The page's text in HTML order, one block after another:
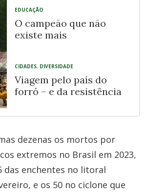
EDUCAÇÃO
O campeão que não
existe mais
CIDADES, DIVERSIDADE
Viagem pelo país do
forró – e da resistência
dezenas os mortos por
extremos no Brasil em 2023,
das enchentes no litoral
e os 50 no ciclone que